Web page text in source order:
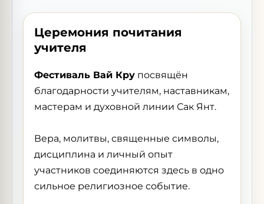
Церемония почитания
учителя
Фестиваль Вай Кру посвящён
благодарности учителям, наставникам,
мастерам и духовной линии Сак Янт.
Вера, молитвы, священные символы,
дисциплина и личный опыт
участников соединяются здесь в одно
сильное религиозное событие.